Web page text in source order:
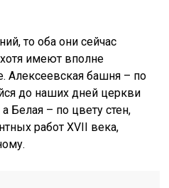
то оба они сейчас
имеют вполне
Алексеевская башня – по
до наших дней церкви
Белая – по цвету стен,
работ XVII века,